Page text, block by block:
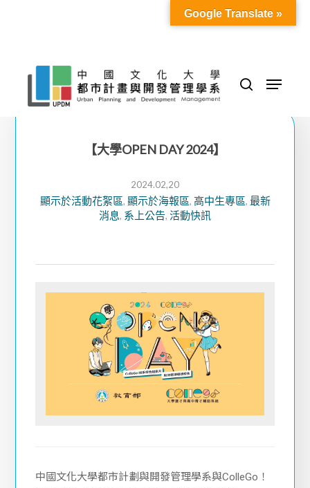
content
search
Menu
【大學OPEN DAY 2024】
2024.02,20
顯示於活動花絮區, 顯示於海報區, 高中生專區, 最新
消息, 系上公告, 活動快訊
中國文化大學都市計劃與開發管理學系與ColleGo！
Google Translate »